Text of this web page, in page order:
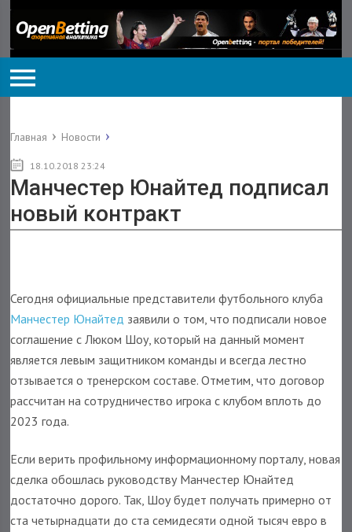
Главная Новости
18.10.2018 23:24
Манчестер Юнайтед подписал
новый контракт
Сегодня официальные представители футбольного клуба
Манчестер Юнайтед заявили о том, что подписали новое
соглашение с Люком Шоу, который на данный момент
является левым защитником команды и всегда лестно
отзывается о тренерском составе. Отметим, что договор
рассчитан на сотрудничество игрока с клубом вплоть до
2023 года.
Если верить профильному информационному порталу, новая
сделка обошлась руководству Манчестер Юнайтед
достаточно дорого. Так, Шоу будет получать примерно от
ста четырнадцати до ста семидесяти одной тысяч евро в